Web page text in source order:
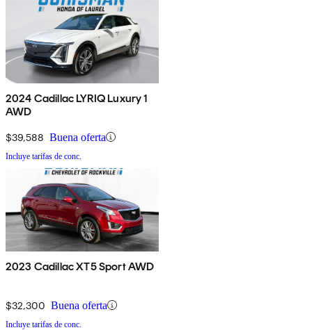
2024 Cadillac LYRIQ Luxury 1
AWD
$39,588 Buena oferta
Incluye tarifas de conc.
2023 Cadillac XT5 Sport AWD
$32,300 Buena oferta
Incluye tarifas de conc.